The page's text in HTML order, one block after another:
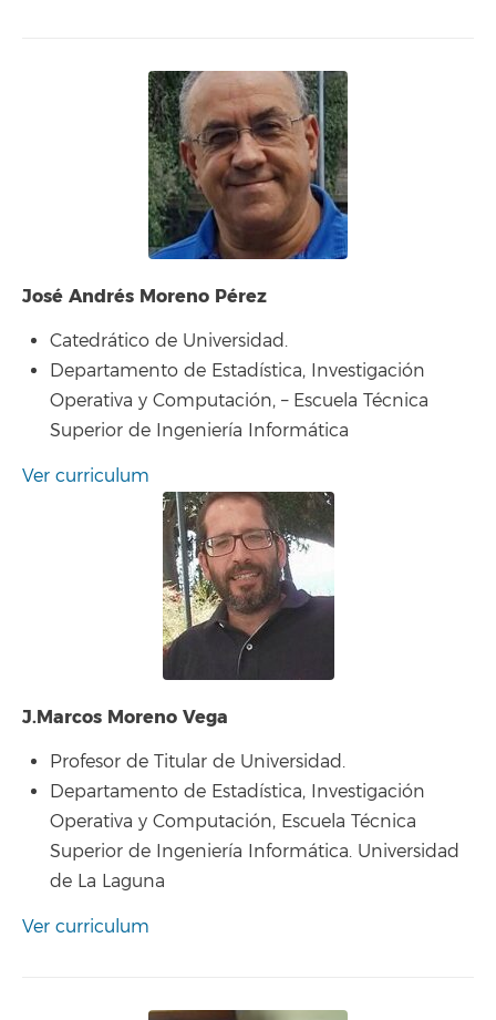
José Andrés Moreno Pérez
Catedrático de Universidad.
Departamento de Estadística, Investigación
Operativa y Computación, – Escuela Técnica
Superior de Ingeniería Informática
Ver curriculum
J.Marcos Moreno Vega
Profesor de Titular de Universidad.
Departamento de Estadística, Investigación
Operativa y Computación, Escuela Técnica
Superior de Ingeniería Informática. Universidad
de La Laguna
Ver curriculum